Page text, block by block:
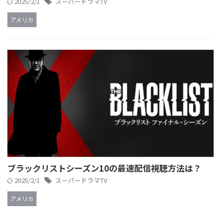
アメリカ
ブラックリストシーズン10の最速配信視聴方法は？
2025/2/1 スーパードラマTV
アメリカ